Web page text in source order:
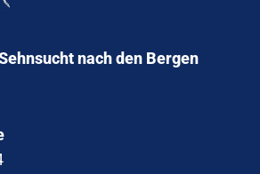
nach den Bergen